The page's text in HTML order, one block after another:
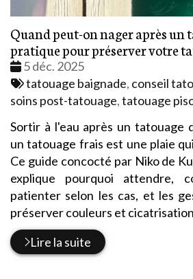
Quand peut-on nager après un
pratique pour préserver votre
Date
:
5 déc. 2025
Tags
:
tatouage baignade, conseil
soins post-tatouage,tatouage
Sortir à l'eau après un tatouage
un tatouage frais est une plaie
Ce guide concocté par Niko de
explique pourquoi attendre,
patienter selon les cas, et les
préserver couleurs et
Lire la suite